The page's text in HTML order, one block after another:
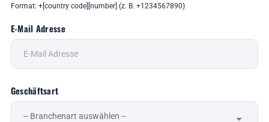
Format: +[country code][number] (z. B. +1234567890)
E-Mail Adresse
Geschäftsart